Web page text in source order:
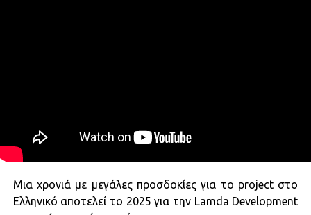
Μια χρονιά με μεγάλες προσδοκίες για το project στο
Ελληνικό αποτελεί το 2025 για την Lamda Development